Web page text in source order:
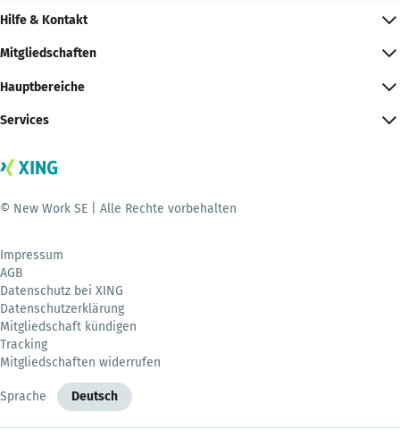
Hilfe & Kontakt
Mitgliedschaften
Hauptbereiche
Services
© New Work SE | Alle Rechte vorbehalten
Impressum
AGB
Datenschutz bei XING
Datenschutzerklärung
Mitgliedschaft kündigen
Tracking
Mitgliedschaften widerrufen
Sprache Deutsch